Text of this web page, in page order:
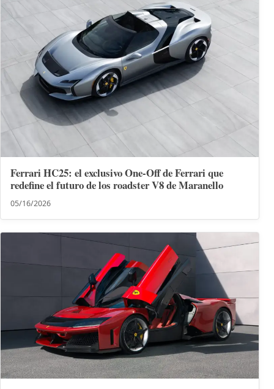
Ferrari HC25: el exclusivo One-Off de Ferrari que
redefine el futuro de los roadster V8 de Maranello
05/16/2026